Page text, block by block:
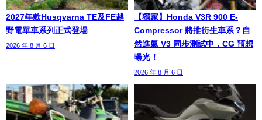
2027年款Husqvarna TE及FE越
野電單車系列正式登場
2026 年 8 月 6 日
【獨家】Honda V3R 900 E-
Compressor 將推衍生車系？自
然進氣 V3 同步測試中，CG 預想
曝光！
2026 年 8 月 6 日